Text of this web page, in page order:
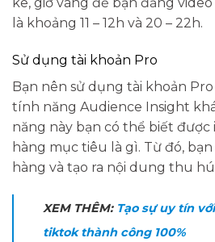
kê, giờ vàng để bạn đăng
là khoảng 11 – 12h và 20 – 22h.
Sử dụng tài khoản Pro
Bạn nên sử dụng tài khoản
tính năng Audience Insight
năng này bạn có thể biết được
hàng mục tiêu là gì. Từ đó,
hàng và tạo ra nội dung thu
XEM THÊM: Tạo sự uy tín
tiktok thành công 100%